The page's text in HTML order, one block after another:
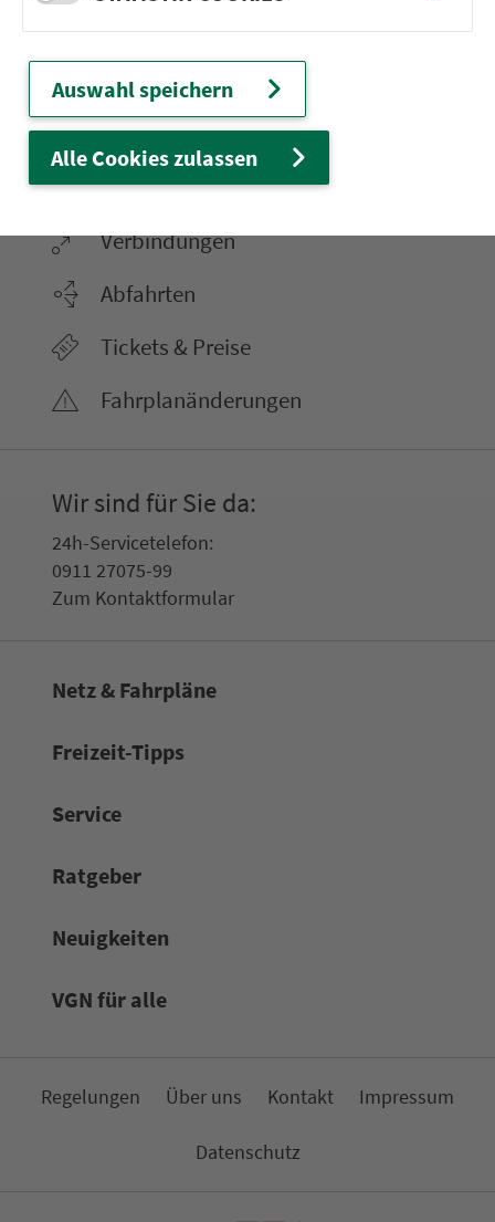
Nürn­berg
22.000 Qua­drat­ki­lo­me­ter. 130 Ver­kehrs­un­
ter­neh­men. 1.100 Linien. Eine Fahr­kar­te.
Ver­bin­dungen
Abfahrten
Tickets & Preise
Fahr­plan­ände­rungen
Wir sind für Sie da:
24h-Ser­vice­te­le­fon:
0911 27075-99
Zum Kon­taktformular
Netz & Fahrpläne
Frei­zeit-Tipps
Service
Rat­ge­ber
Neuigkeiten
VGN für alle
Re­ge­lungen Über uns Kon­takt Impressum
Da­ten­schutz
Auswahl speichern
Alle Cookies zulassen